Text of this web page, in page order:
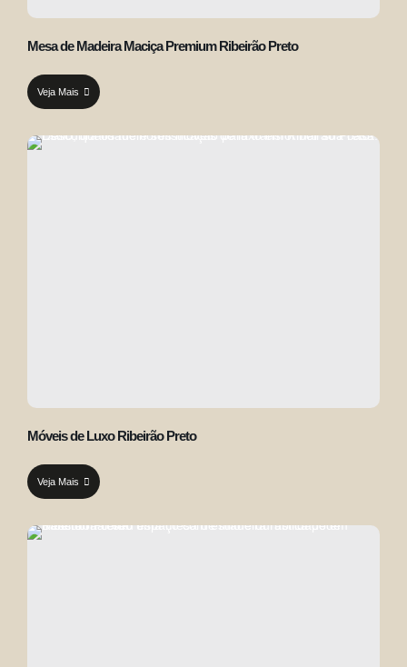
Mesa de Madeira Maciça Premium Ribeirão Preto
Veja Mais
Móveis de Luxo Ribeirão Preto
Veja Mais